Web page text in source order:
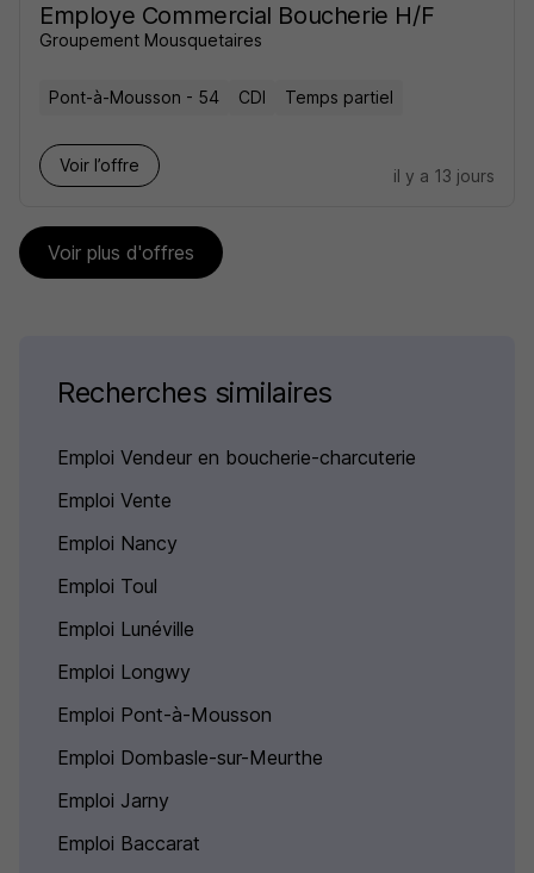
Employe Commercial Boucherie H/F
Groupement Mousquetaires
Pont-à-Mousson - 54 CDI Temps partiel
Voir l’offre
il y a 13 jours
Voir plus d'offres
Recherches similaires
Emploi Vendeur en boucherie-charcuterie
Emploi Vente
Emploi Nancy
Emploi Toul
Emploi Lunéville
Emploi Longwy
Emploi Pont-à-Mousson
Emploi Dombasle-sur-Meurthe
Emploi Jarny
Emploi Baccarat